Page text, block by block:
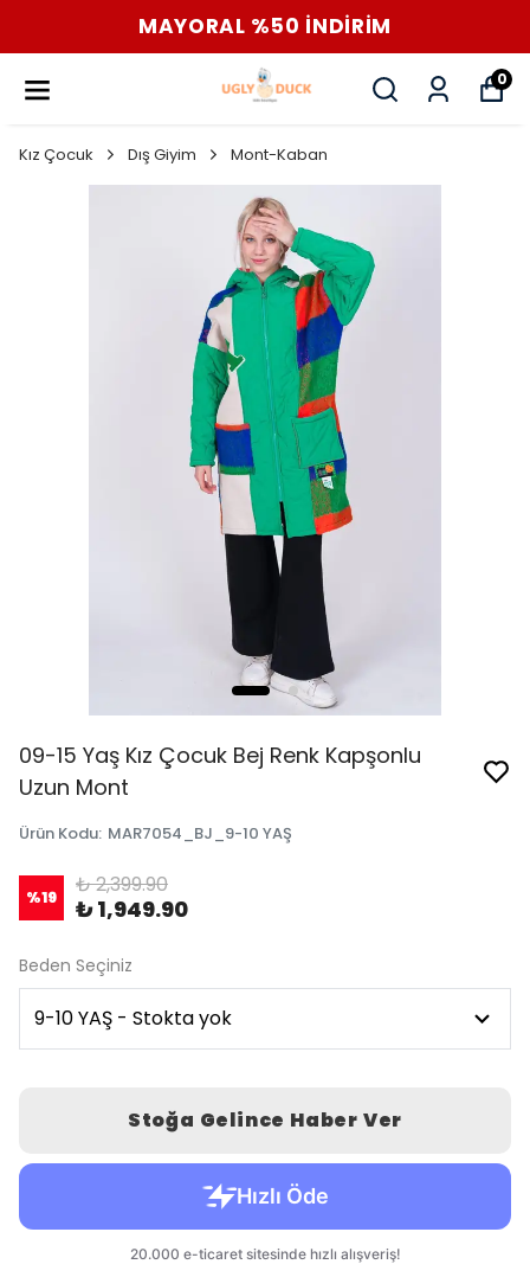
MAYORAL %50 İNDİRİM
0
Kız Çocuk Dış Giyim Mont-Kaban
09-15 Yaş Kız Çocuk Bej Renk Kapşonlu
Uzun Mont
Ürün Kodu: MAR7054_BJ_9-10 YAŞ
%19 ₺ 2,399.90
₺ 1,949.90
Beden Seçiniz
Stoğa Gelince Haber Ver